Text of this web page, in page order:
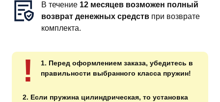
В течение 12 месяцев возможен полный
возврат денежных средств при возврате
комплекта.
!
1. Перед оформлением заказа, убедитесь в
правильности выбранного класса пружин!
2. Если пружина цилиндрическая, то установка